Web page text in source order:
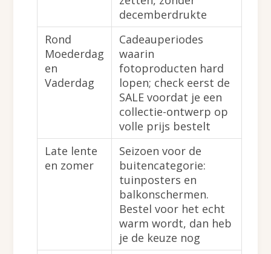
decemberdrukte
Rond
Moederdag
en
Vaderdag
Cadeauperiodes
waarin
fotoproducten hard
lopen; check eerst de
SALE voordat je een
collectie-ontwerp op
volle prijs bestelt
Late lente
en zomer
Seizoen voor de
buitencategorie:
tuinposters en
balkonschermen.
Bestel voor het echt
warm wordt, dan heb
je de keuze nog